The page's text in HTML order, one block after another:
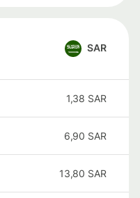
SAR
1,38 SAR
6,90 SAR
13,80 SAR